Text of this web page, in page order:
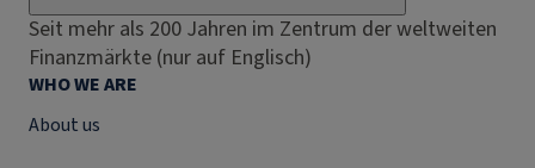
Seit mehr als 200 Jahren im Zentrum der weltweiten
Finanzmärkte (nur auf Englisch)
WHO WE ARE
About us